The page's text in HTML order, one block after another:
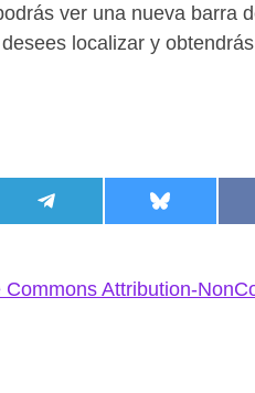
ver una nueva barra
localizar y
en WhatsApp
Compartir en Telegram
Compartir
Commons Attribution-